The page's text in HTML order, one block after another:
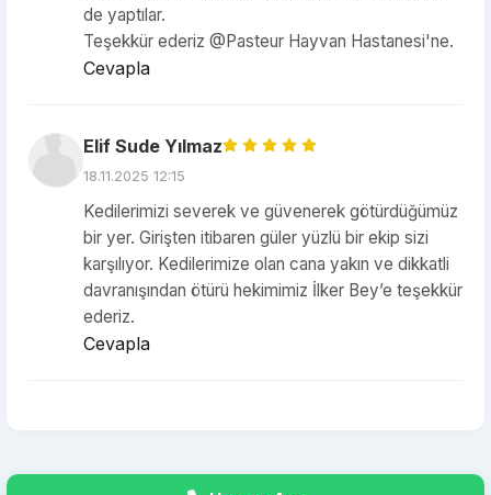
de yaptılar.
Teşekkür ederiz @Pasteur Hayvan Hastanesi'ne.
Cevapla
Elif Sude Yılmaz
18.11.2025 12:15
Kedilerimizi severek ve güvenerek götürdüğümüz
bir yer. Girişten itibaren güler yüzlü bir ekip sizi
karşılıyor. Kedilerimize olan cana yakın ve dikkatli
davranışından ötürü hekimimiz İlker Bey’e teşekkür
ederiz.
Cevapla